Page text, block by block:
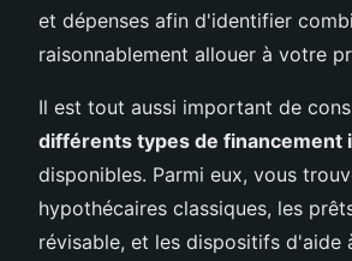
et dépenses afin d'identifier
raisonnablement allouer à votre
Il est tout aussi important de
différents types de financement
disponibles. Parmi eux, vous
hypothécaires classiques, les
révisable, et les dispositifs d'aide